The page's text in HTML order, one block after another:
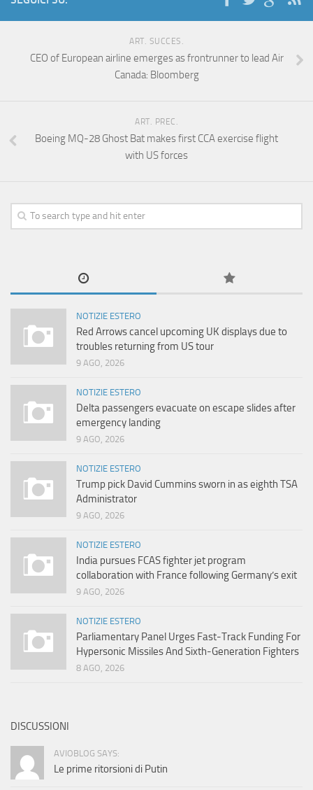
ART. SUCCES.
CEO of European airline emerges as frontrunner to lead Air
Canada: Bloomberg
ART. PREC.
Boeing MQ-28 Ghost Bat makes first CCA exercise flight
with US forces
NOTIZIE ESTERO
Red Arrows cancel upcoming UK displays due to
troubles returning from US tour
9 AGO, 2026
NOTIZIE ESTERO
Delta passengers evacuate on escape slides after
emergency landing
9 AGO, 2026
NOTIZIE ESTERO
Trump pick David Cummins sworn in as eighth TSA
Administrator
9 AGO, 2026
NOTIZIE ESTERO
India pursues FCAS fighter jet program
collaboration with France following Germany’s exit
9 AGO, 2026
NOTIZIE ESTERO
Parliamentary Panel Urges Fast-Track Funding For
Hypersonic Missiles And Sixth-Generation Fighters
8 AGO, 2026
DISCUSSIONI
AVIOBLOG SAYS:
Le prime ritorsioni di Putin